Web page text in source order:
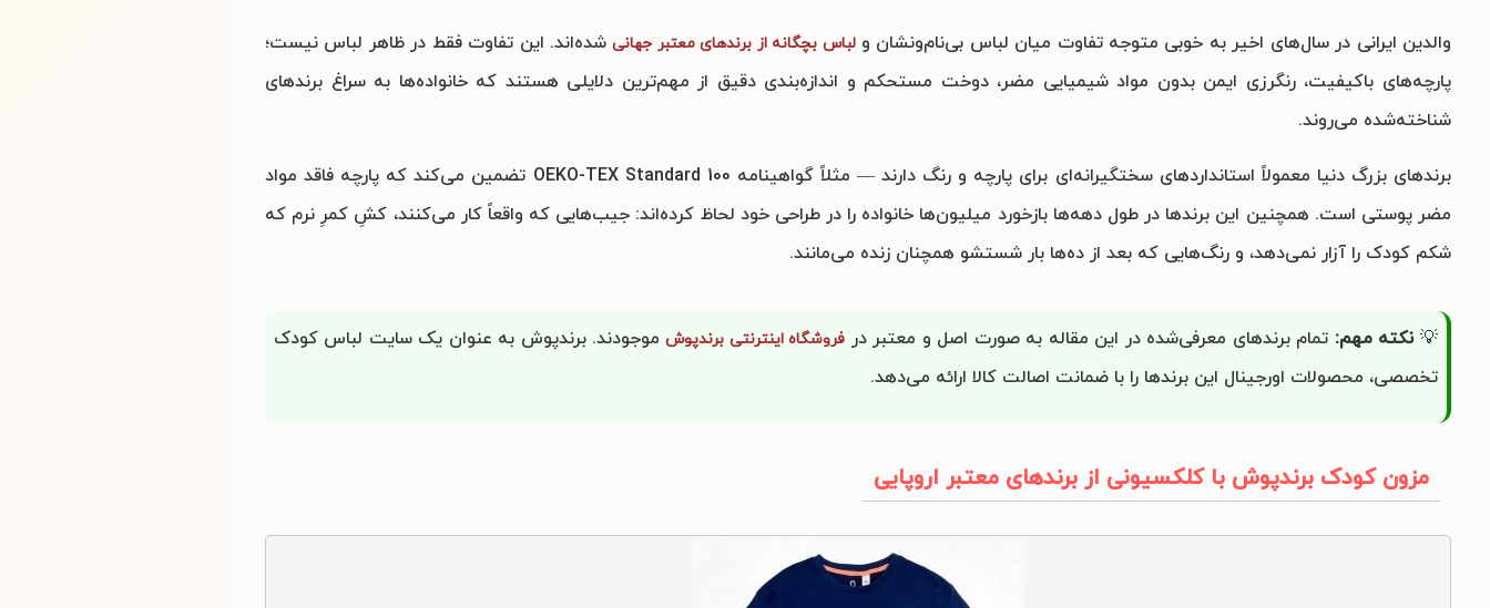
والدین ایرانی در سال‌های اخیر به خوبی متوجه تفاوت میان لباس بی‌نام‌ونشان ولباس بچگانه از برندهای معتبر جهانیشده‌اند. این تفاوت فقط در ظاهر لباس نیست؛
پارچه‌های باکیفیت، رنگرزی ایمن بدون مواد شیمیایی مضر، دوخت مستحکم و اندازه‌بندی دقیق از مهم‌ترین دلایلی هستند که خانواده‌ها به سراغ برندهای
شناخته‌شده می‌روند.
برندهای بزرگ دنیا معمولاً استانداردهای سختگیرانه‌ای برای پارچه و رنگ دارند — مثلاً گواهینامه OEKO-TEX Standard 100 تضمین می‌کند که پارچه فاقد مواد
مضر پوستی است. همچنین این برندها در طول دهه‌ها بازخورد میلیون‌ها خانواده را در طراحی خود لحاظ کرده‌اند: جیب‌هایی که واقعاً کار می‌کنند، کشِ کمرِ نرم که
شکم کودک را آزار نمی‌دهد، و رنگ‌هایی که بعد از ده‌ها بار شستشو همچنان زنده می‌مانند.
💡نکته مهم: تمام برندهای معرفی‌شده در این مقاله به صورت اصل و معتبر در فروشگاه اینترنتی برندپوشموجودند. برندپوش به عنوان یک سایت لباس کودک
تخصصی، محصولات اورجینال این برندها را با ضمانت اصالت کالا ارائه می‌دهد.
مزون کودک برندپوش با کلکسیونی از برندهای معتبر اروپایی